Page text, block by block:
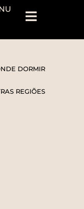
DORMIR
REGIÕES